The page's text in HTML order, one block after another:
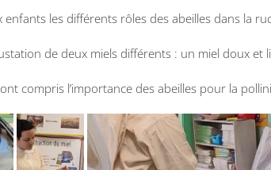
les différents rôles des abeilles dans la
de deux miels différents : un miel doux
compris l’importance des abeilles pour la